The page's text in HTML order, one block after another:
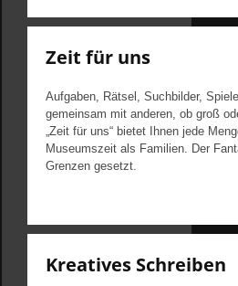
Zeit für uns
Aufgaben, Rätsel, Suchbilder,
gemeinsam mit anderen, ob groß
„Zeit für uns“ bietet Ihnen jede
Museumszeit als Familien. Der
Grenzen gesetzt.
Kreatives Schreiben